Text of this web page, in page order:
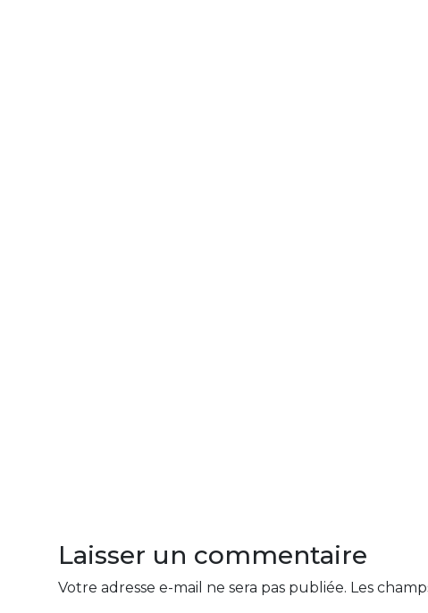
Laisser un commentaire
Votre adresse e-mail ne sera pas publiée. Les